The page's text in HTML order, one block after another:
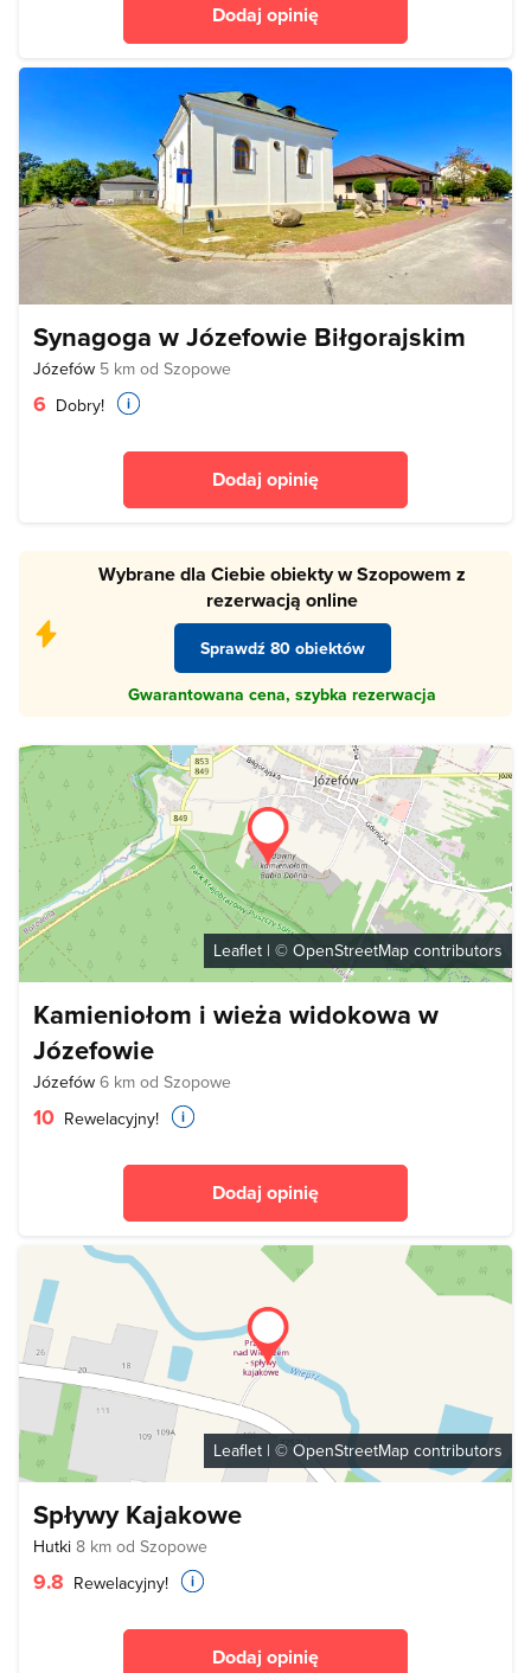
Dodaj opinię
Synagoga w Józefowie Biłgorajskim
Józefów 5 km od Szopowe
6 Dobry!
Dodaj opinię
Wybrane dla Ciebie obiekty w Szopowem z
rezerwacją online
Sprawdź 80 obiektów
Gwarantowana cena, szybka rezerwacja
Leaflet | © OpenStreetMap contributors
Kamieniołom i wieża widokowa w
Józefowie
Józefów 6 km od Szopowe
10 Rewelacyjny!
Dodaj opinię
Leaflet | © OpenStreetMap contributors
Spływy Kajakowe
Hutki 8 km od Szopowe
9.8 Rewelacyjny!
Dodaj opinię